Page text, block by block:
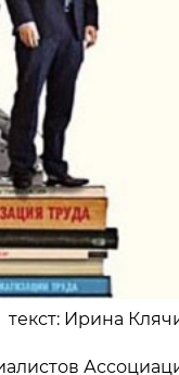
текст: Ирина